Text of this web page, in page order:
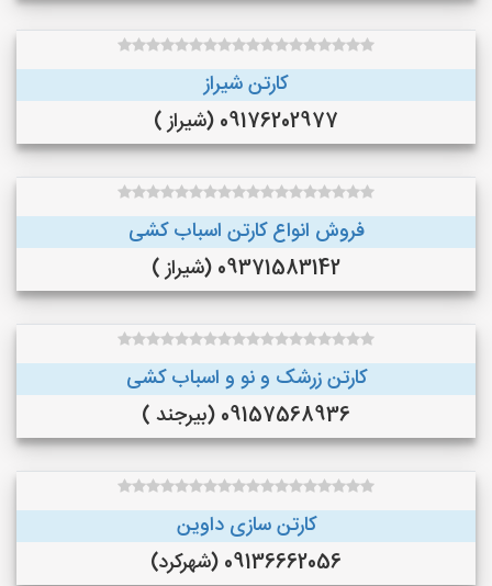
کارتن شیراز
09176202977 (شیراز )
فروش انواع کارتن اسباب کشی
09371583142 (شیراز )
کارتن زرشک و نو و اسباب کشی
09157568936 (بیرجند )
کارتن سازی داوین
09136662056 (شهرکرد)